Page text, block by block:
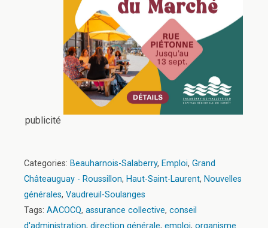
publicité
Categories: Beauharnois-Salaberry, Emploi, Grand
Châteauguay - Roussillon, Haut-Saint-Laurent, Nouvelles
générales, Vaudreuil-Soulanges
Tags: AACOCQ, assurance collective, conseil